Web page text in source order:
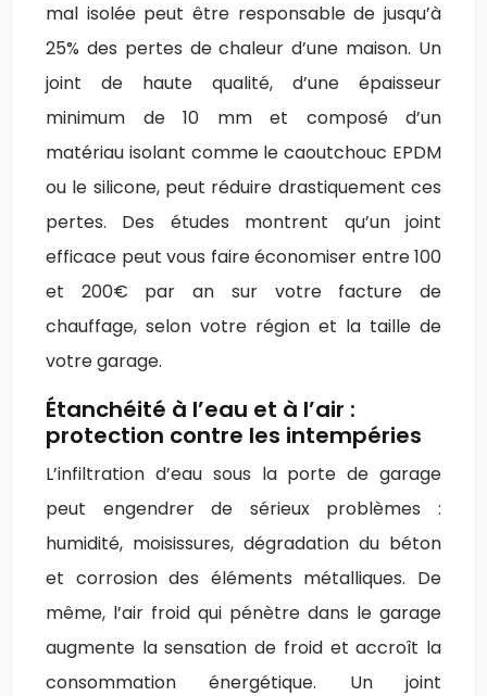
mal isolée peut être responsable de jusqu’à
25% des pertes de chaleur d’une maison. Un
joint de haute qualité, d’une épaisseur
minimum de 10 mm et composé d’un
matériau isolant comme le caoutchouc EPDM
ou le silicone, peut réduire drastiquement ces
pertes. Des études montrent qu’un joint
efficace peut vous faire économiser entre 100
et 200€ par an sur votre facture de
chauffage, selon votre région et la taille de
votre garage.
Étanchéité à l’eau et à l’air :
protection contre les intempéries
L’infiltration d’eau sous la porte de garage
peut engendrer de sérieux problèmes :
humidité, moisissures, dégradation du béton
et corrosion des éléments métalliques. De
même, l’air froid qui pénètre dans le garage
augmente la sensation de froid et accroît la
consommation énergétique. Un joint